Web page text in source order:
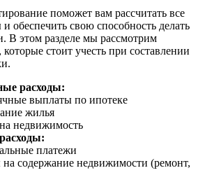
поможет вам рассчитать все
обеспечить свою способность делать
В этом разделе мы рассмотрим
стоит учесть при составлении
расходы:
выплаты по ипотеке
жилья
недвижимость
платежи
на содержание недвижимости (ремонт,